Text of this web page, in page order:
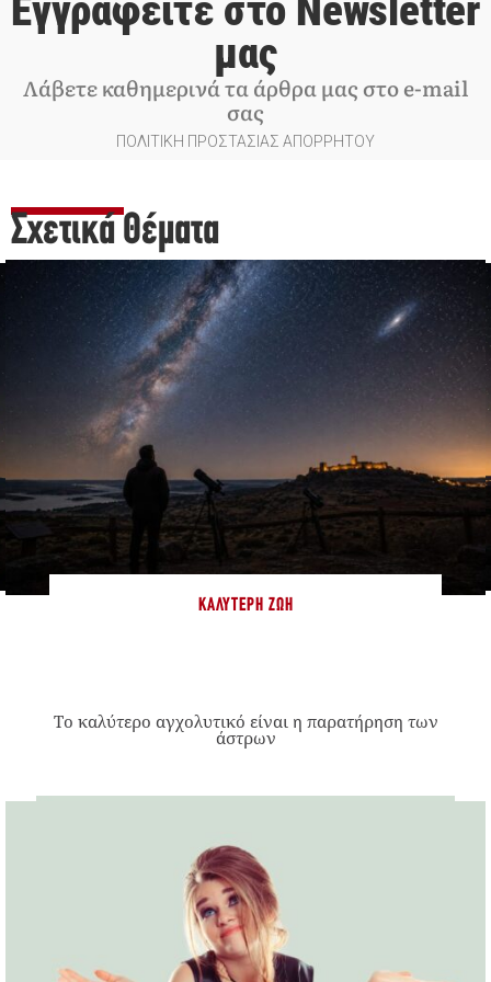
Εγγραφείτε στο Newsletter
μας
Λάβετε καθημερινά τα άρθρα μας στο e-mail
σας
ΠΟΛΙΤΙΚΗ ΠΡΟΣΤΑΣΙΑΣ ΑΠΟΡΡΗΤΟΥ
Σχετικά Θέματα
ΚΑΛΎΤΕΡΗ ΖΩΉ
Το καλύτερο αγχολυτικό είναι η παρατήρηση των
άστρων